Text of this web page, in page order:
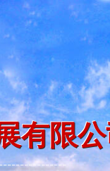
有限